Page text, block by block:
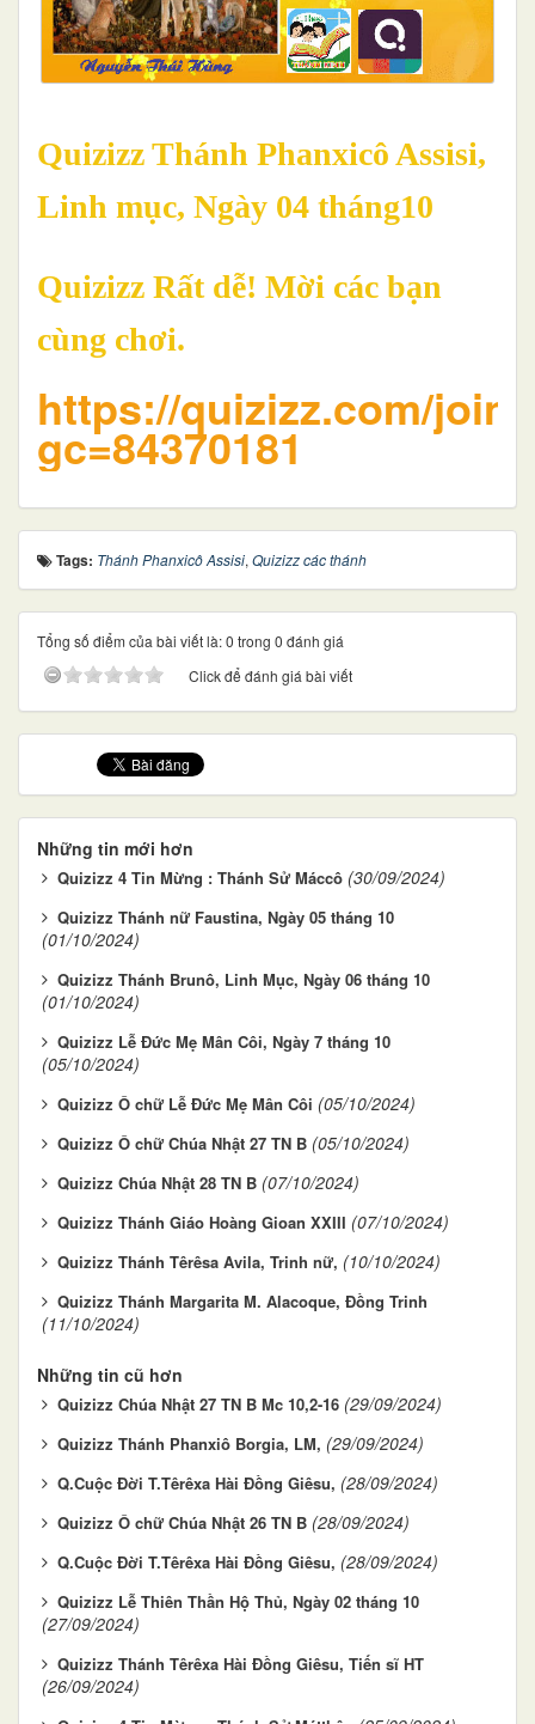
Quizizz Thánh Phanxicô Assisi,
Linh mục, Ngày 04 tháng10
Quizizz Rất dễ! Mời các bạn
cùng chơi.
https://quizizz.com/join?
gc=84370181
Tags: Thánh Phanxicô Assisi, Quizizz các thánh
Tổng số điểm của bài viết là: 0 trong 0 đánh giá
Click để đánh giá bài viết
Những tin mới hơn
Quizizz 4 Tin Mừng : Thánh Sử Máccô (30/09/2024)
Quizizz Thánh nữ Faustina, Ngày 05 tháng 10
(01/10/2024)
Quizizz Thánh Brunô, Linh Mục, Ngày 06 tháng 10
(01/10/2024)
Quizizz Lễ Đức Mẹ Mân Côi, Ngày 7 tháng 10
(05/10/2024)
Quizizz Ô chữ Lễ Đức Mẹ Mân Côi (05/10/2024)
Quizizz Ô chữ Chúa Nhật 27 TN B (05/10/2024)
Quizizz Chúa Nhật 28 TN B (07/10/2024)
Quizizz Thánh Giáo Hoàng Gioan XXIII (07/10/2024)
Quizizz Thánh Têrêsa Avila, Trinh nữ, (10/10/2024)
Quizizz Thánh Margarita M. Alacoque, Ðồng Trinh
(11/10/2024)
Những tin cũ hơn
Quizizz Chúa Nhật 27 TN B Mc 10,2-16 (29/09/2024)
Quizizz Thánh Phanxiô Borgia, LM, (29/09/2024)
Q.Cuộc Đời T.Têrêxa Hài Ðồng Giêsu, (28/09/2024)
Quizizz Ô chữ Chúa Nhật 26 TN B (28/09/2024)
Q.Cuộc Đời T.Têrêxa Hài Ðồng Giêsu, (28/09/2024)
Quizizz Lễ Thiên Thần Hộ Thủ, Ngày 02 tháng 10
(27/09/2024)
Quizizz Thánh Têrêxa Hài Ðồng Giêsu, Tiến sĩ HT
(26/09/2024)